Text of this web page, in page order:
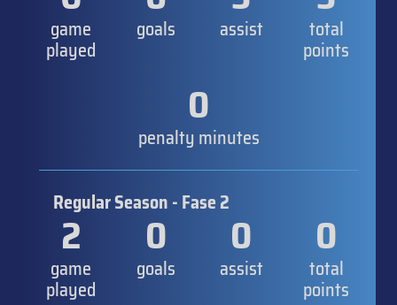
game
played
goals assist total
points
0
penalty minutes
Regular Season - Fase 2
2
game
played
0
goals
0
assist
0
total
points